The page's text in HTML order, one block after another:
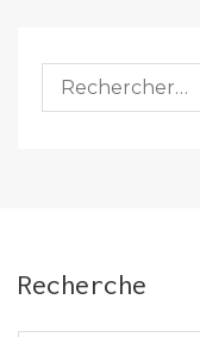
Rechercher :
Recherche